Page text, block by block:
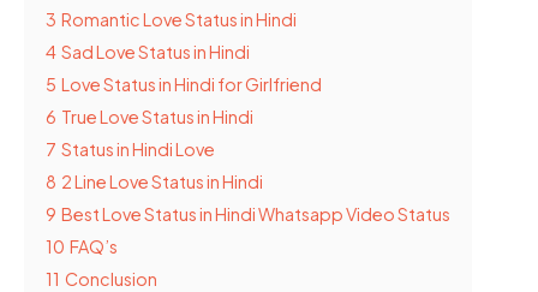
3 Romantic Love Status in Hindi
4 Sad Love Status in Hindi
5 Love Status in Hindi for Girlfriend
6 True Love Status in Hindi
7 Status in Hindi Love
8 2 Line Love Status in Hindi
9 Best Love Status in Hindi Whatsapp Video Status
10 FAQ’s
11 Conclusion